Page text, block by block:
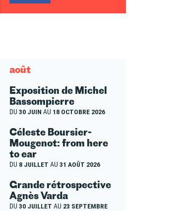
août
Exposition de Michel
Bassompierre
DU 30 JUIN AU 18 OCTOBRE 2026
Céleste Boursier-
Mougenot: from here
to ear
DU 8 JUILLET AU 31 AOÛT 2026
Grande rétrospective
Agnès Varda
DU 30 JUILLET AU 23 SEPTEMBRE